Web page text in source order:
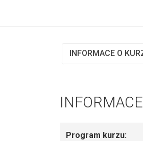
INFORMACE O
Program kurzu: